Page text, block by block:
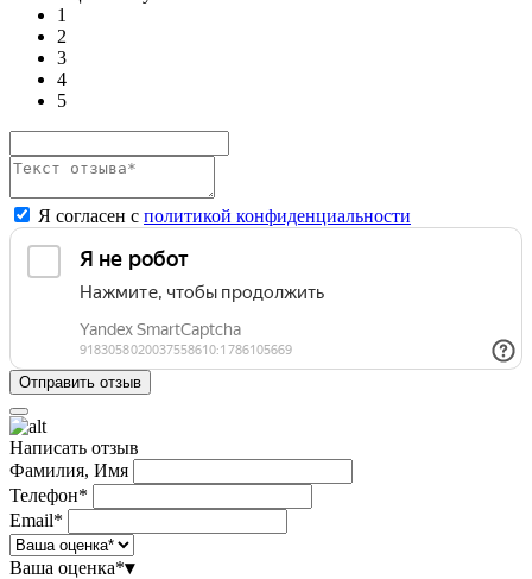
1
2
3
4
5
Я согласен с политикой конфиденциальности
Написать отзыв
Фамилия, Имя
Телефон*
Email*
Ваша оценка*▾